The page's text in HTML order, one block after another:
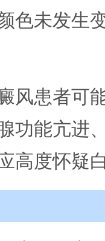
色未发生
风患者可
功能亢进
高度怀疑